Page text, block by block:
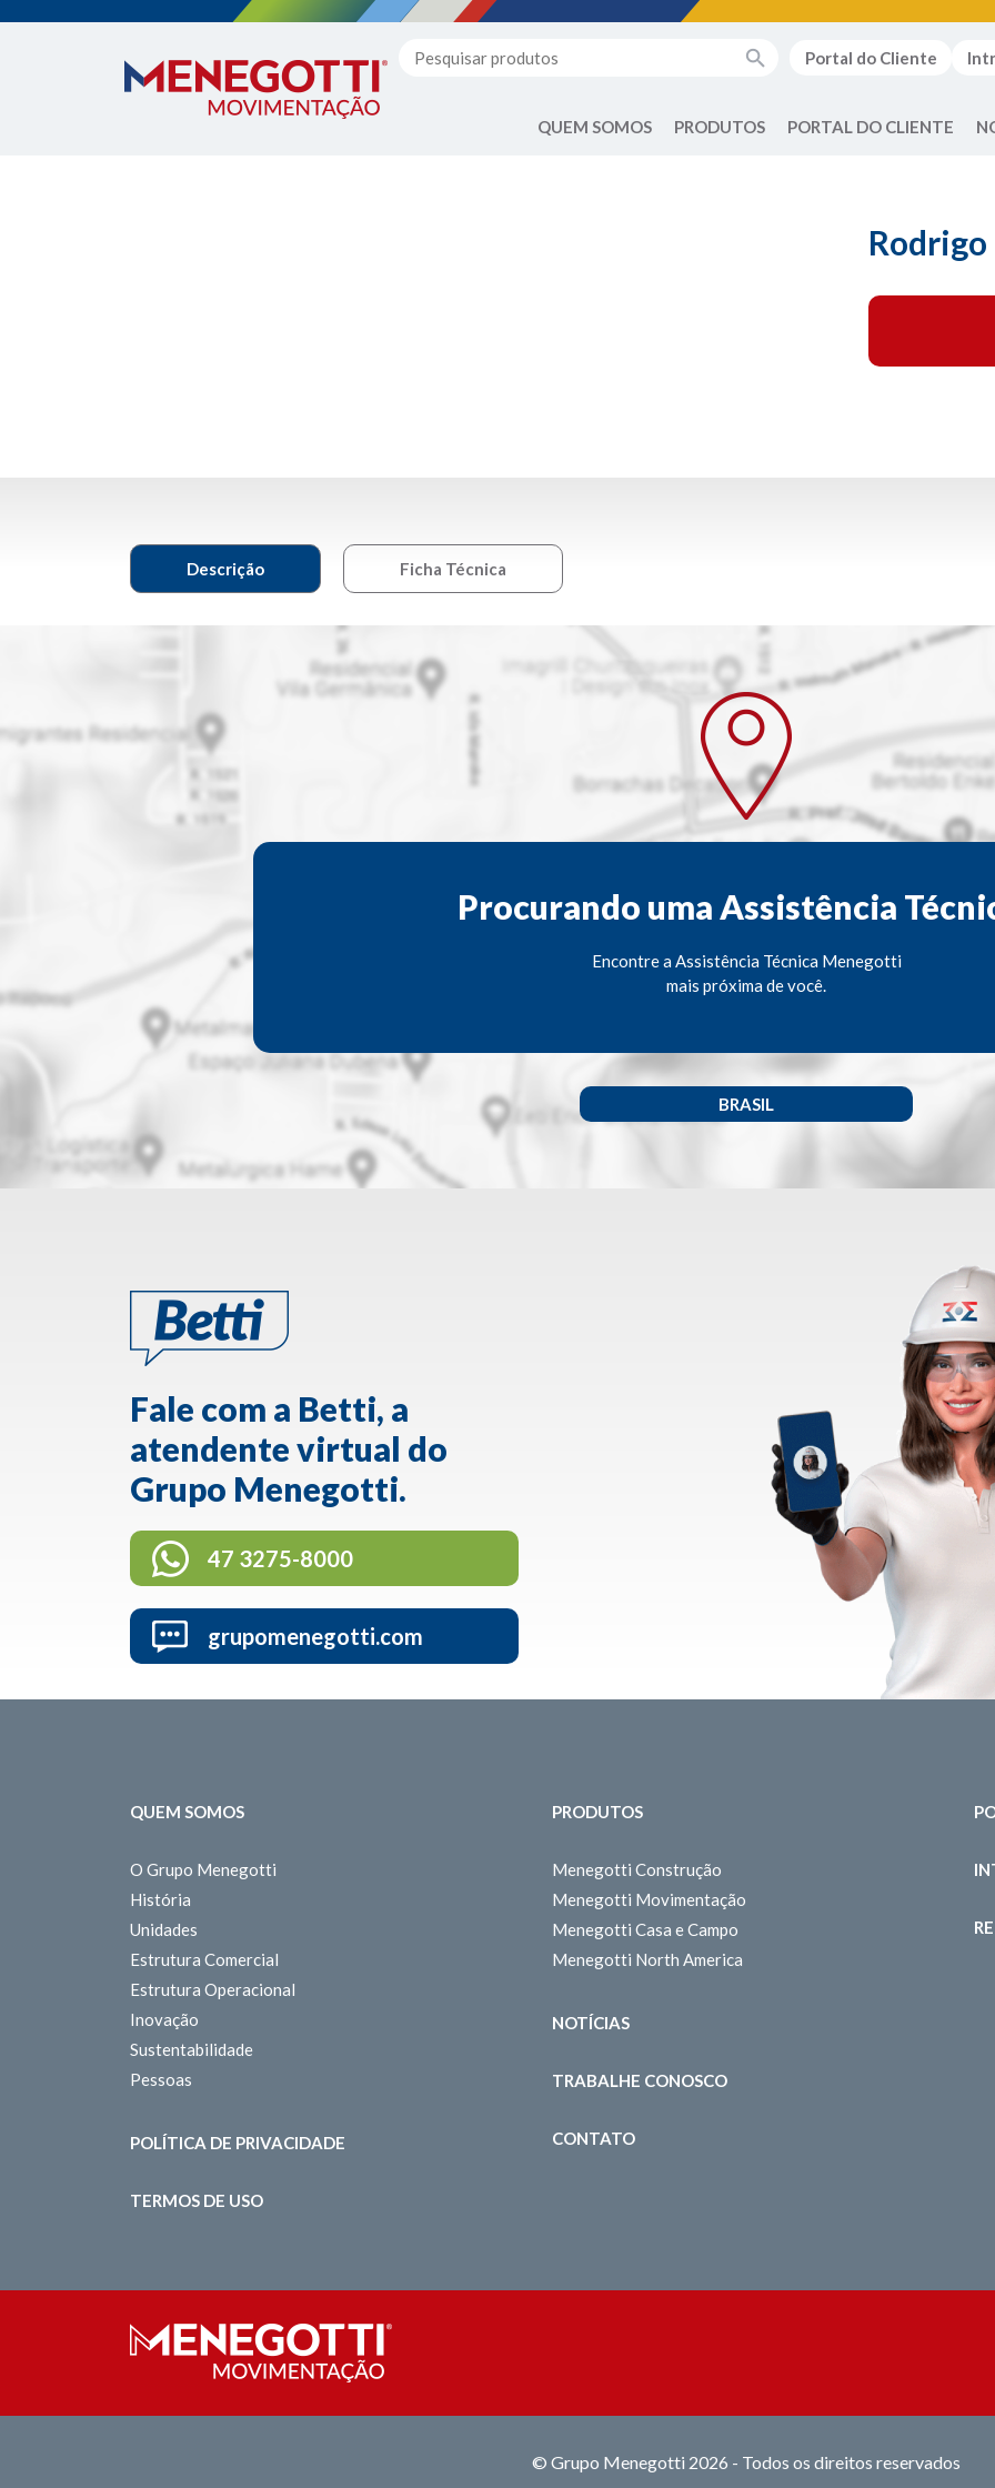
Portal do Cliente
QUEM SOMOS PRODUTOS PORTAL DO CLIENTE
Descrição Ficha Técnica
Procurando uma Assistência
Encontre a Assistência Técnica Menegotti
mais próxima de você.
BRASIL
Fale com a Betti, a
atendente virtual do
Grupo Menegotti.
47 3275-8000
grupomenegotti.com
QUEM SOMOS
O Grupo Menegotti
História
Unidades
Estrutura Comercial
Estrutura Operacional
Inovação
Sustentabilidade
Pessoas
POLÍTICA DE PRIVACIDADE
TERMOS DE USO
PRODUTOS
Menegotti Construção
Menegotti Movimentação
Menegotti Casa e Campo
Menegotti North America
NOTÍCIAS
TRABALHE CONOSCO
CONTATO
© Grupo Menegotti 2026 - Todos os direitos reservados